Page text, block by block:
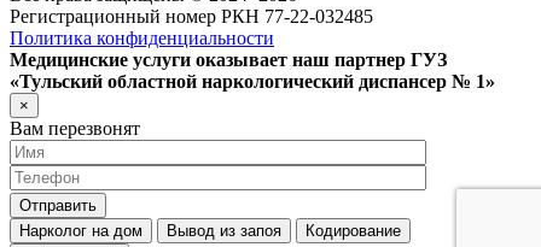
Регистрационный номер РКН 77-22-032485
Политика конфиденциальности
Медицинские услуги оказывает наш партнер ГУЗ
«Тульский областной наркологический диспансер № 1»
×
Вам перезвонят
Нарколог на дом Вывод из запоя Кодирование